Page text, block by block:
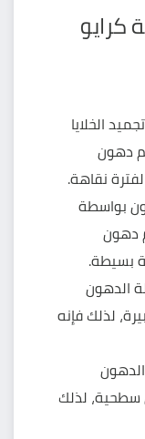
كرايو
الخلايا
دهون
نقاهة.
بواسطة
دهون
بسيطة.
الدهون
لذلك فإنه
سطحية، لذلك